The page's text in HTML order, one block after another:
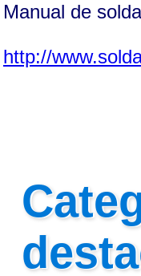
Manual de
http://